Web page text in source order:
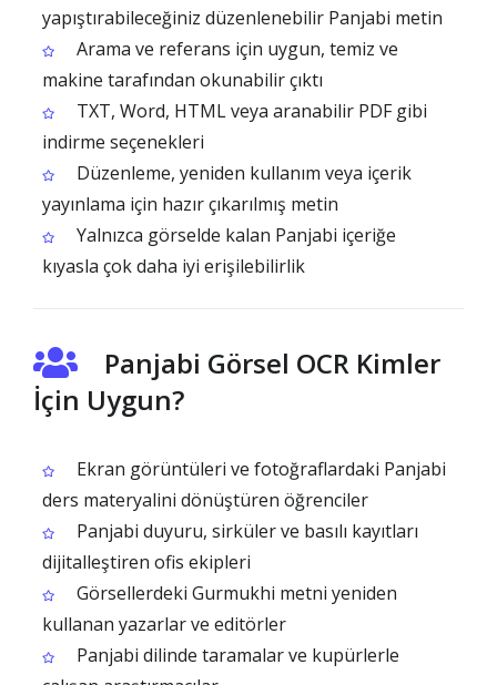
yapıştırabileceğiniz düzenlenebilir Panjabi metin
Arama ve referans için uygun, temiz ve
makine tarafından okunabilir çıktı
TXT, Word, HTML veya aranabilir PDF gibi
indirme seçenekleri
Düzenleme, yeniden kullanım veya içerik
yayınlama için hazır çıkarılmış metin
Yalnızca görselde kalan Panjabi içeriğe
kıyasla çok daha iyi erişilebilirlik
Panjabi Görsel OCR Kimler
İçin Uygun?
Ekran görüntüleri ve fotoğraflardaki Panjabi
ders materyalini dönüştüren öğrenciler
Panjabi duyuru, sirküler ve basılı kayıtları
dijitalleştiren ofis ekipleri
Görsellerdeki Gurmukhi metni yeniden
kullanan yazarlar ve editörler
Panjabi dilinde taramalar ve kupürlerle